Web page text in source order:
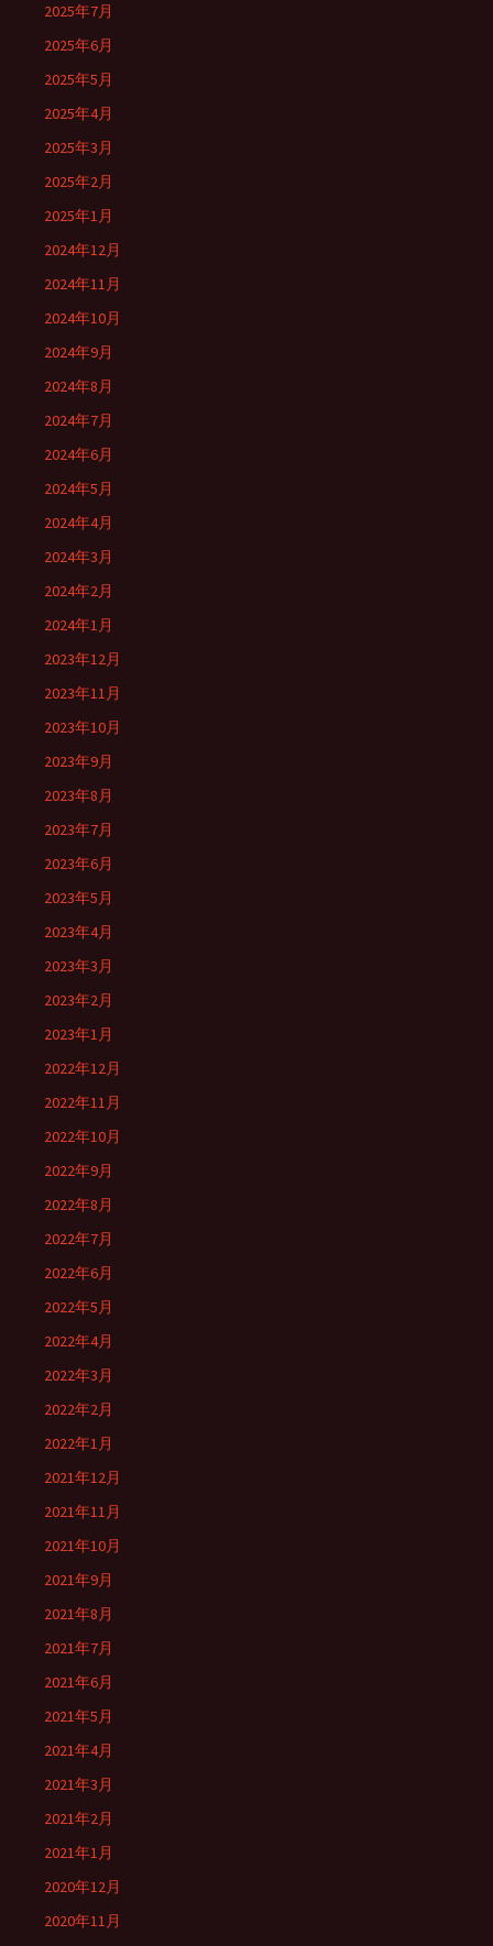
2025年7月
2025年6月
2025年5月
2025年4月
2025年3月
2025年2月
2025年1月
2024年12月
2024年11月
2024年10月
2024年9月
2024年8月
2024年7月
2024年6月
2024年5月
2024年4月
2024年3月
2024年2月
2024年1月
2023年12月
2023年11月
2023年10月
2023年9月
2023年8月
2023年7月
2023年6月
2023年5月
2023年4月
2023年3月
2023年2月
2023年1月
2022年12月
2022年11月
2022年10月
2022年9月
2022年8月
2022年7月
2022年6月
2022年5月
2022年4月
2022年3月
2022年2月
2022年1月
2021年12月
2021年11月
2021年10月
2021年9月
2021年8月
2021年7月
2021年6月
2021年5月
2021年4月
2021年3月
2021年2月
2021年1月
2020年12月
2020年11月